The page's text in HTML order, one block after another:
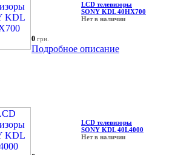
LCD телевизоры
SONY KDL 40HX700
Нет в наличии
0 грн.
Подробное описание
LCD телевизоры
SONY KDL 40L4000
Нет в наличии